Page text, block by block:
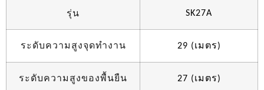
รุ่น SK27A
ระดับความสูงจุดทำงาน 29 (เมตร)
ระดับความสูงของพื้นยืน 27 (เมตร)